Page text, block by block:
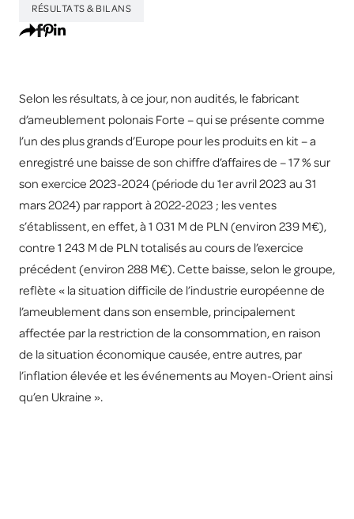
RÉSULTATS & BILANS
Selon les résultats, à ce jour, non audités, le fabricant
d’ameublement polonais Forte – qui se présente comme
l’un des plus grands d’Europe pour les produits en kit – a
enregistré une baisse de son chiffre d’affaires de – 17 % sur
son exercice 2023-2024 (période du 1er avril 2023 au 31
mars 2024) par rapport à 2022-2023 ; les ventes
s’établissent, en effet, à 1 031 M de PLN (environ 239 M€),
contre 1 243 M de PLN totalisés au cours de l’exercice
précédent (environ 288 M€). Cette baisse, selon le groupe,
reflète « la situation difficile de l’industrie européenne de
l’ameublement dans son ensemble, principalement
affectée par la restriction de la consommation, en raison
de la situation économique causée, entre autres, par
l’inflation élevée et les événements au Moyen-Orient ainsi
qu’en Ukraine ».